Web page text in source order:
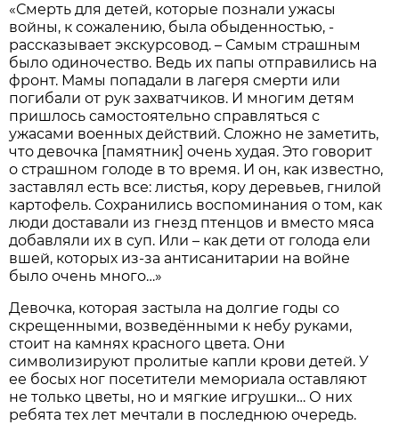
«Смерть для детей, которые познали ужасы
войны, к сожалению, была обыденностью, -
рассказывает экскурсовод. – Самым страшным
было одиночество. Ведь их папы отправились на
фронт. Мамы попадали в лагеря смерти или
погибали от рук захватчиков. И многим детям
пришлось самостоятельно справляться с
ужасами военных действий. Сложно не заметить,
что девочка [памятник] очень худая. Это говорит
о страшном голоде в то время. И он, как известно,
заставлял есть все: листья, кору деревьев, гнилой
картофель. Сохранились воспоминания о том, как
люди доставали из гнезд птенцов и вместо мяса
добавляли их в суп. Или – как дети от голода ели
вшей, которых из-за антисанитарии на войне
было очень много…»
Девочка, которая застыла на долгие годы со
скрещенными, возведёнными к небу руками,
стоит на камнях красного цвета. Они
символизируют пролитые капли крови детей. У
ее босых ног посетители мемориала оставляют
не только цветы, но и мягкие игрушки… О них
ребята тех лет мечтали в последнюю очередь.